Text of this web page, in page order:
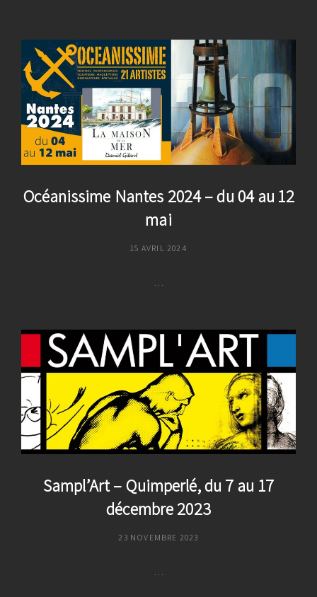
2024
–
Du
Oct
Au
Océanissime Nantes 2024 – du 04 au 12
mai
POSTED
15 AVRIL 2024
Du
04
Au
12
Mai
Sampl’Art – Quimperlé, du 7 au 17
décembre 2023
POSTED
23 NOVEMBRE 2023
…